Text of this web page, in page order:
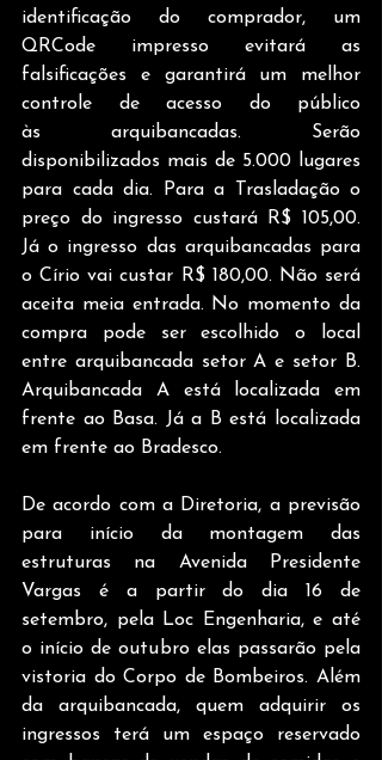
identificação do comprador, um
QRCode impresso evitará as
falsificações e garantirá um melhor
controle de acesso do público
às arquibancadas. Serão
disponibilizados mais de 5.000 lugares
para cada dia. Para a Trasladação o
preço do ingresso custará R$ 105,00.
Já o ingresso das arquibancadas para
o Círio vai custar R$ 180,00. Não será
aceita meia entrada. No momento da
compra pode ser escolhido o local
entre arquibancada setor A e setor B.
Arquibancada A está localizada em
frente ao Basa. Já a B está localizada
em frente ao Bradesco.
De acordo com a Diretoria, a previsão
para início da montagem das
estruturas na Avenida Presidente
Vargas é a partir do dia 16 de
setembro, pela Loc Engenharia, e até
o início de outubro elas passarão pela
vistoria do Corpo de Bombeiros. Além
da arquibancada, quem adquirir os
ingressos terá um espaço reservado